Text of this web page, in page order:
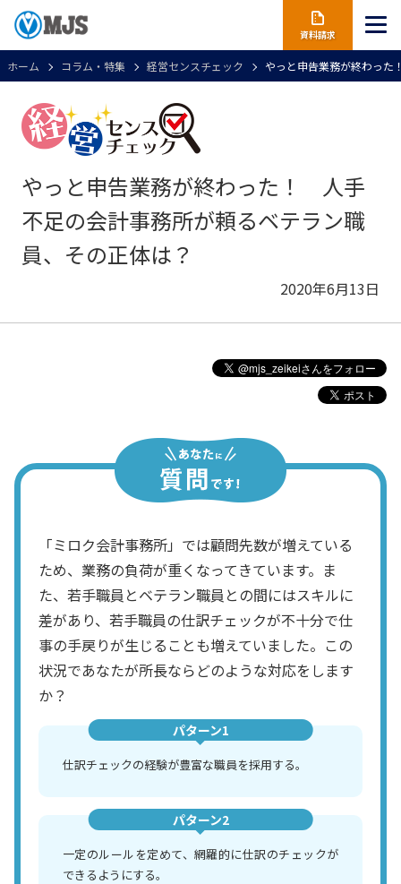
資料請求
ホーム コラム・特集 経営センスチェック やっと申告業務が終わっ
やっと申告業務が終わった！ 人手
不足の会計事務所が頼るベテラン職
員、その正体は？
2020年6月13日
「ミロク会計事務所」では顧問先数が増えている
ため、業務の負荷が重くなってきています。ま
た、若手職員とベテラン職員との間にはスキルに
差があり、若手職員の仕訳チェックが不十分で仕
事の手戻りが生じることも増えていました。この
状況であなたが所長ならどのような対応をします
か？
パターン1
仕訳チェックの経験が豊富な職員を採用する。
パターン2
一定のルールを定めて、網羅的に仕訳のチェックが
できるようにする。